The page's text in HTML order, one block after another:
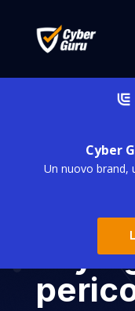
Cyber
Un nuovo brand,